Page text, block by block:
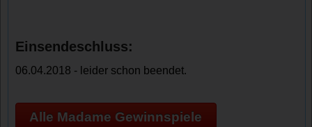
Einsendeschluss:
06.04.2018 - leider schon beendet.
Alle Madame Gewinnspiele